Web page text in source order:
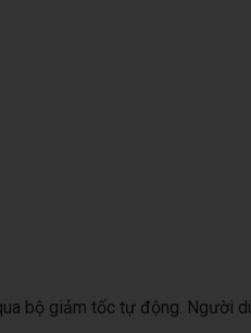
bộ giảm tốc tự động. Người